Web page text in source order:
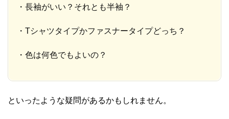
・長袖がいい？それとも半袖？
・Tシャツタイプかファスナータイプどっち？
・色は何色でもよいの？
といったような疑問があるかもしれません。